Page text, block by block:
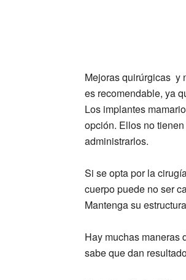
Mejoras quirúrgicas y
es recomendable, ya
Los implantes
opción. Ellos no
administrarlos.
Si se opta por la
cuerpo puede no ser
Mantenga su
Hay muchas maneras
sabe que dan